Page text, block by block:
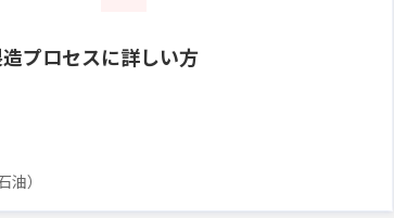
プロセスに詳しい方
）